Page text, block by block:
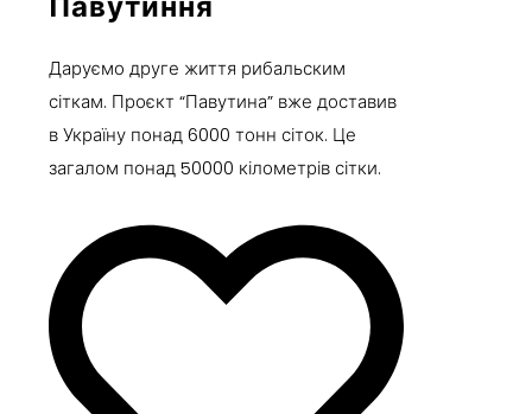
Даруємо друге життя рибальским
сіткам. Проєкт “Павутина” вже доставив
в Україну понад 6000 тонн сіток. Це
загалом понад 50000 кілометрів сітки.